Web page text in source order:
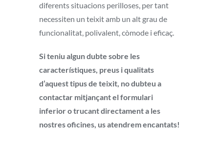
diferents situacions perilloses, per tant
necessiten un teixit amb un alt grau de
funcionalitat, polivalent, còmode i eficaç.
Si teniu algun dubte sobre les
característiques, preus i qualitats
d’aquest tipus de teixit, no dubteu a
contactar mitjançant el formulari
inferior o trucant directament a les
nostres oficines, us atendrem encantats!